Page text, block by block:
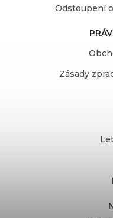
Odstoupení
Zásady